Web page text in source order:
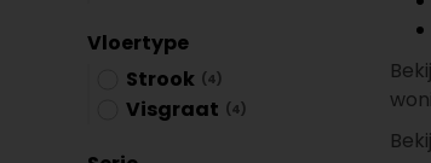
Vloertype
Strook (4)
Visgraat (4)